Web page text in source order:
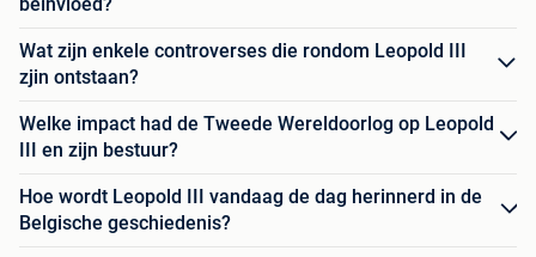
Wat zijn enkele controverses die rondom Leopold III
zjin ontstaan?
Welke impact had de Tweede Wereldoorlog op Leopold
III en zijn bestuur?
Hoe wordt Leopold III vandaag de dag herinnerd in de
Belgische geschiedenis?